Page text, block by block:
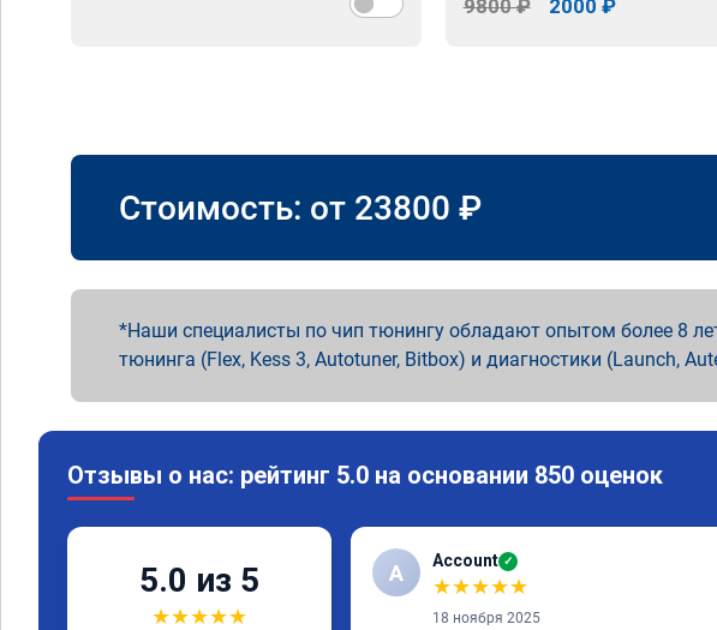
9800 ₽ 2000 ₽
Стоимость: от 23800 ₽
Наши специалисты по чип тюнингу обладают опытом более 8
тюнинга (Flex, Kess 3, Autotuner, Bitbox) и диагностики (Launch,
Отзывы о нас: рейтинг 5.0 на основании 850 оценок
5.0 из 5
★★★★★
A Account ✓
★★★★★
18 ноября 2025